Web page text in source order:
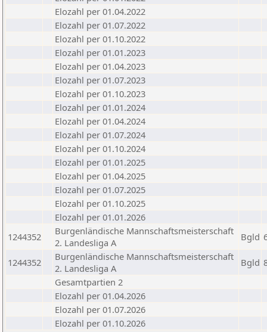
Elozahl per 01.04.2022
Elozahl per 01.07.2022
Elozahl per 01.10.2022
Elozahl per 01.01.2023
Elozahl per 01.04.2023
Elozahl per 01.07.2023
Elozahl per 01.10.2023
Elozahl per 01.01.2024
Elozahl per 01.04.2024
Elozahl per 01.07.2024
Elozahl per 01.10.2024
Elozahl per 01.01.2025
Elozahl per 01.04.2025
Elozahl per 01.07.2025
Elozahl per 01.10.2025
Elozahl per 01.01.2026
1244352
Burgenländische Mannschaftsmeisterschaft
2. Landesliga A
Bgld
1244352
Burgenländische Mannschaftsmeisterschaft
2. Landesliga A
Bgld
Gesamtpartien 2
Elozahl per 01.04.2026
Elozahl per 01.07.2026
Elozahl per 01.10.2026